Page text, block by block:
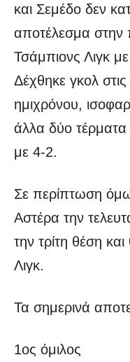
και Σεμέδο δεν
αποτέλεσμα στην
Τσάμπιονς Λιγκ
Δέχθηκε γκολ
ημιχρόνου,
άλλα δύο τέρματα
με 4-2.
Σε περίπτωση
Αστέρα την
την τρίτη θέση
Λιγκ.
Τα σημερινά
1ος όμιλος